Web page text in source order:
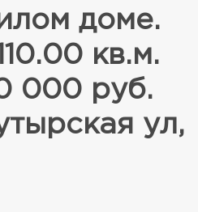
доме.
кв.м.
000 руб.
ул,